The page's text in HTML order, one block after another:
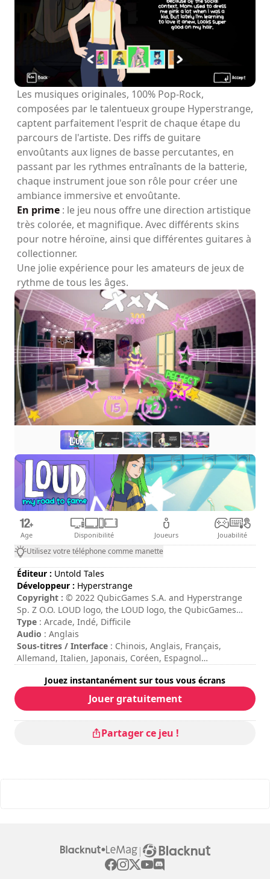
Les musiques originales, 100% Pop-Rock,
composées par le talentueux groupe Hyperstrange,
captent parfaitement l'esprit de chaque étape du
parcours de l'artiste. Des riffs de guitare
envoûtants aux lignes de basse percutantes, en
passant par les rythmes entraînants de la batterie,
chaque instrument joue son rôle pour créer une
ambiance immersive et envoûtante.
En prime : le jeu nous offre une direction artistique
très colorée, et magnifique. Avec différents skins
pour notre héroïne, ainsi que différentes guitares à
collectionner.
Une jolie expérience pour les amateurs de jeux de
rythme de tous les âges.
Age Disponibilité Joueurs Jouabilité
Utilisez votre téléphone comme manette
Éditeur : Untold Tales
Développeur : Hyperstrange
Copyright : © 2022 QubicGames S.A. and Hyperstrange
Sp. Z O.O. LOUD logo, the LOUD logo, the QubicGames
logo and Hyperstrange Sp. Z O.O. logo are trademarks of
QubicGames S.A. and/or Hyperstrange Sp. Z O.O.. All
rights reserved.
Type : Arcade, Indé, Difficile
Audio : Anglais
Sous-titres / Interface : Chinois, Anglais, Français,
Allemand, Italien, Japonais, Coréen, Espagnol
Durée totale : 2h
Difficulté
Note
: Movies Games And Tech : 7.5/10
Les commandes sont indiquées dans les options du jeu.
Jouez instantanément sur tous vous écrans
Jouer gratuitement
Partager ce jeu !
|